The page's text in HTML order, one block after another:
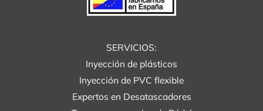
SERVICIOS:
Inyección de plásticos
Inyección de PVC flexible
Expertos en Desatascadores